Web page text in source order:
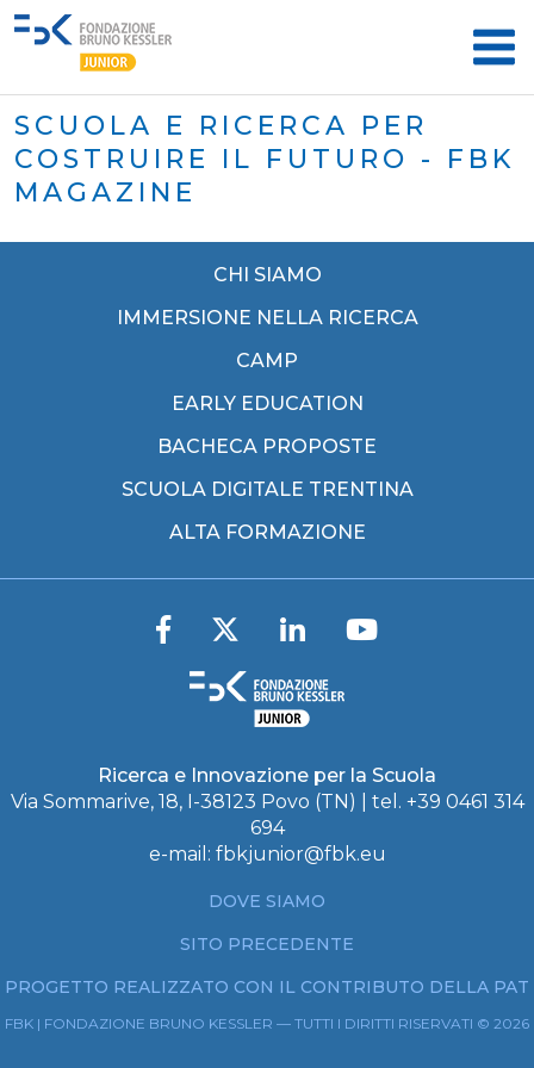
SCUOLA E RICERCA PER
COSTRUIRE IL FUTURO - FBK
MAGAZINE
CHI SIAMO
IMMERSIONE NELLA RICERCA
CAMP
EARLY EDUCATION
BACHECA PROPOSTE
SCUOLA DIGITALE TRENTINA
ALTA FORMAZIONE
Ricerca e Innovazione per la Scuola
Via Sommarive, 18, I-38123 Povo (TN) | tel. +39 0461 314
694
e-mail: fbkjunior@fbk.eu
DOVE SIAMO
SITO PRECEDENTE
PROGETTO REALIZZATO CON IL CONTRIBUTO DELLA PAT
FBK | FONDAZIONE BRUNO KESSLER — TUTTI I DIRITTI RISERVATI © 2026